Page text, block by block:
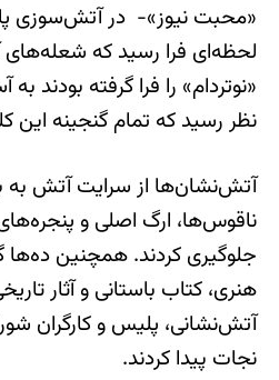
لحظه‌ای فرا رسید که
«نوتردام» را فرا گرفته بودند
نظر رسید که تمام گنجینه این
آتش‌نشان‌ها از سرایت آتش به
ناقوس‌ها، ارگ اصلی و
جلوگیری کردند. همچنین ده‌ها
هنری،‌ کتاب باستانی و آثار
آتش‌نشانی، پلیس و کارگران
نجات پیدا کردند.